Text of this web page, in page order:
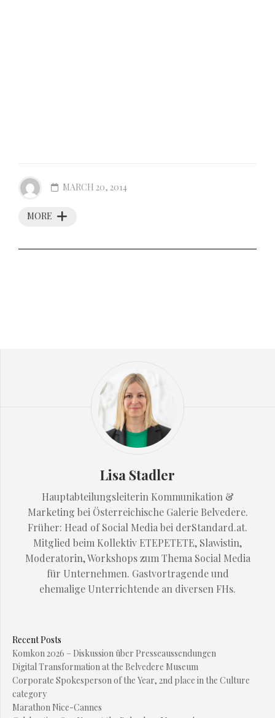
MORE
MARCH 20, 2014
Lisa Stadler
Hauptabteilungsleiterin Kommunikation &
Marketing bei Österreichische Galerie Belvedere.
Früher: Head of Social Media bei derStandard.at.
Mitglied beim Kollektiv ETEPETETE, Slawistin,
Moderatorin, Workshops zum Thema Social Media
für Unternehmen. Gastvortragende und
ehemalige Unterrichtende an diversen FHs.
Recent Posts
Komkon 2026 – Diskussion über Presseaussendungen
Digital Transformation at the Belvedere Museum
Corporate Spokesperson of the Year, 2nd place in the Culture
category
Marathon Nice-Cannes